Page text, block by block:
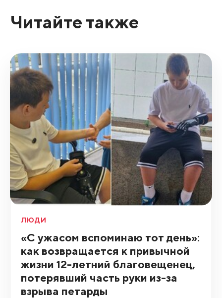
Читайте также
ЛЮДИ
«С ужасом вспоминаю тот день»:
как возвращается к привычной
жизни 12-летний благовещенец,
потерявший часть руки из-за
взрыва петарды